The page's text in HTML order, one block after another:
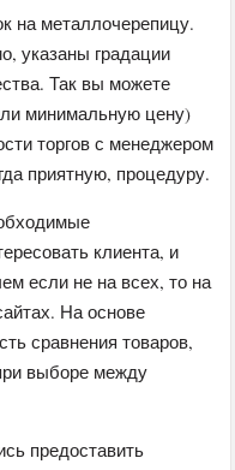
на металлочерепицу.
указаны градации
Так вы можете
минимальную цену)
торгов с менеджером
приятную, процедуру.
клиента, и
если не на всех, то на
На основе
сравнения товаров,
выборе между
предоставить